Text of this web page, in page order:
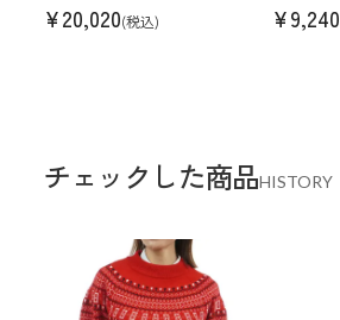
¥20,020(税込) ¥9,240
チェックした商品HISTORY